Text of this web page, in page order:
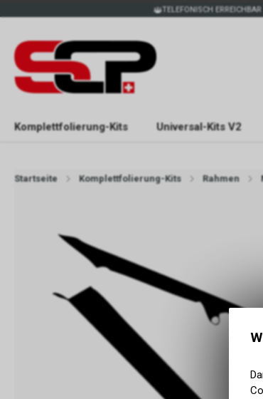
TELEFONISCH
Komplettfolierung-Kits Universal-Kits V2
Startseite Komplettfolierung-Kits Rahmen